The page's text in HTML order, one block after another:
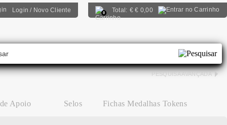
Login / Novo Cliente 0 Total: €€ 0,00
PESQUISA AVANÇADA
Apoio Selos Fichas Medalhas Tokens